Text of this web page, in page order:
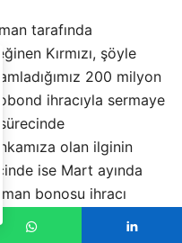
tarafında
Kırmızı, şöyle
200 milyon
ihracıyla sermaye
sürecinde
olan ilginin
ise Mart ayında
bonosu ihracı
çeşitliliğimizi